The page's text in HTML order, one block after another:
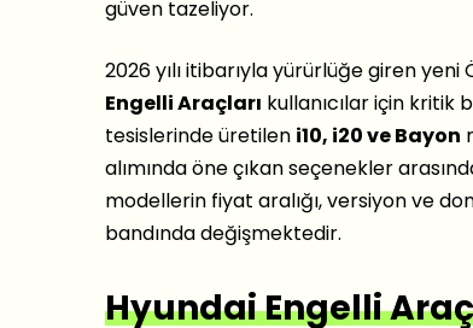
güven tazeliyor.
2026 yılı itibarıyla yürürlüğe giren
Engelli Araçları kullanıcılar için kritik
tesislerinde üretilen i10, i20 ve Bayon
alımında öne çıkan seçenekler
modellerin fiyat aralığı, versiyon ve
bandında değişmektedir.
Hyundai Engelli